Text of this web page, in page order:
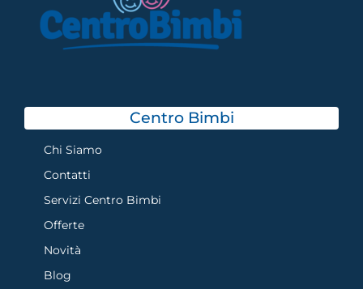
Centro Bimbi
Chi Siamo
Contatti
Servizi Centro Bimbi
Offerte
Novità
Blog